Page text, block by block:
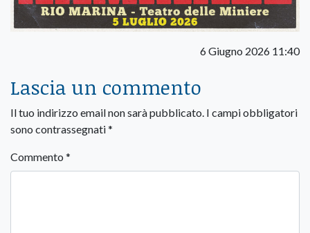
6 Giugno 2026 11:40
Lascia un commento
Il tuo indirizzo email non sarà pubblicato. I campi obbligatori
sono contrassegnati*
Commento *